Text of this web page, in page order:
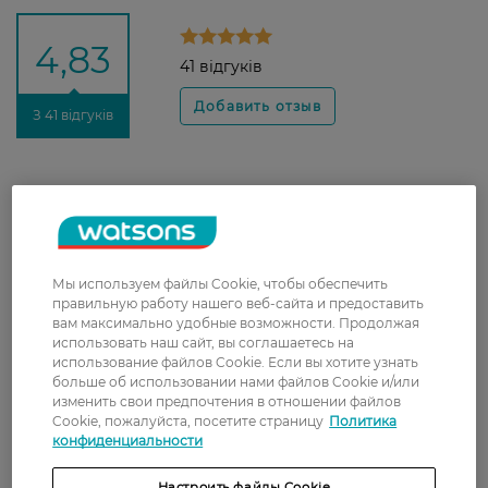
4,83
З 41 відгуків
41 відгуків
21 января, 2022
Смачний запах перетворює
купання дитини в насолоду та гру.
Світлана
18 ноября, 2021
має чудовий аромат, ціна
відповідає якості)))
Наташа
3 августа, 2021
Не скажу, что пенная шапка
огромная, но опадает она
медленно. Запах приятный, флакон
Рекомендую не только малышам,
Мы используем файлы Cookie, чтобы обеспечить
правильную работу нашего веб-сайта и предоставить
вам максимально удобные возможности. Продолжая
использовать наш сайт, вы соглашаетесь на
использование файлов Cookie. Если вы хотите узнать
больше об использовании нами файлов Cookie и/или
изменить свои предпочтения в отношении файлов
Cookie, пожалуйста, посетите страницу Политика
конфиденциальности